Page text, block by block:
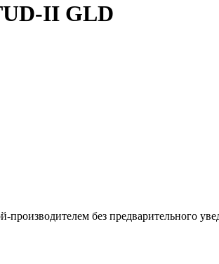
II GLD
без предварительного